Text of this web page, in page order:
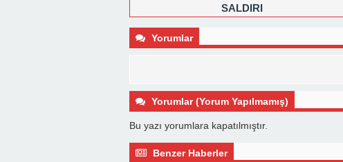
SALDIRI
Yorumlar
Yorumlar (Yorum Yapılmamış)
Bu yazı yorumlara kapatılmıştır.
Benzer Haberler